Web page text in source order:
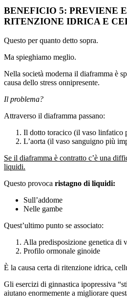
BENEFICIO 5: PREVIENE
RITENZIONE IDRICA E
Questo per quanto detto sopra.
Ma spieghiamo meglio.
Nella società moderna il diaframma è
causa dello stress onnipresente.
Il problema?
Attraverso il diaframma passano:
Il dotto toracico (il vaso linfatico
L’aorta (il vaso sanguigno più
Se il diaframma è contratto c’è una
liquidi.
Questo provoca ristagno di liquidi:
Sull’addome
Nelle gambe
Quest’ultimo punto se associato:
Alla predisposizione genetica di
Profilo ormonale ginoide
È la causa certa di ritenzione idrica,
Gli esercizi di ginnastica ipopressiva
aiutano enormemente a migliorare